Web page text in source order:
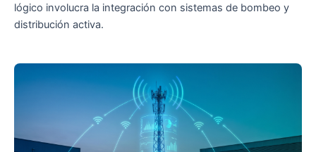
lógico involucra la integración con sistemas de bombeo y
distribución activa.